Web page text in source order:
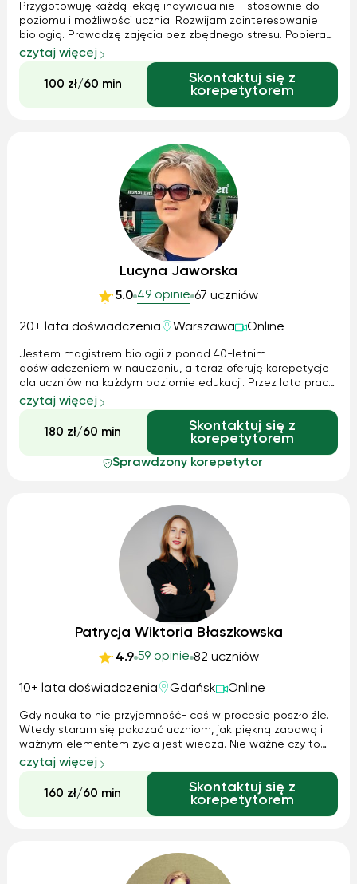
Przygotowuję każdą lekcję indywidualnie - stosownie do
poziomu i możliwości ucznia. Rozwijam zainteresowanie
biologią. Prowadzę zajęcia bez zbędnego stresu. Popieram
"inteligentne lenistwo", czyli maksimum wiedzy przy
optymalnym nakładzie pracy. Żadnej pamięciówki. Pokazuję
związek pomiedzy biologią a innymi naukami
przyrodniczymi
czytaj więcej
100 zł/60 min
Skontaktuj się z
korepetytorem
Lucyna Jaworska
5.0 49 opinie 67 uczniów
20+ lata doświadczenia Warszawa Online
Jestem magistrem biologii z ponad 40-letnim
doświadczeniem w nauczaniu, a teraz oferuję korepetycje
dla uczniów na każdym poziomie edukacji. Przez lata pracy
w szkole zdobyłam praktyczną wiedzę i umiejętności, które
pozwalają mi skutecznie przygotowywać uczniów do
egzaminów – 100% moich kursantów zd...
czytaj więcej
180 zł/60 min
Skontaktuj się z
korepetytorem
Sprawdzony korepetytor
Patrycja Wiktoria Błaszkowska
4.9 59 opinie 82 uczniów
10+ lata doświadczenia Gdańsk Online
Gdy nauka to nie przyjemność- coś w procesie poszło źle.
Wtedy staram się pokazać uczniom, jak piękną zabawą i
ważnym elementem życia jest wiedza. Nie ważne czy to
krótki kurs, przygotowanie do egzaminu, matury, czy nauka
języka. Jestem dla Ciebie! W każdym wieku, poważnie i na
luzie. Przez pół ...
czytaj więcej
160 zł/60 min
Skontaktuj się z
korepetytorem